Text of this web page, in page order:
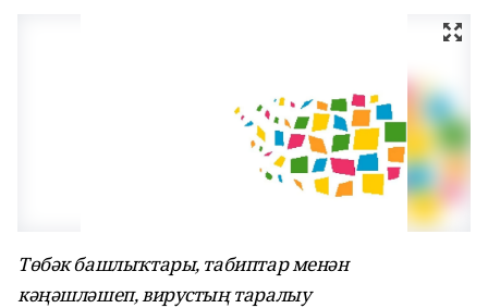
Төбәк башлыҡтары, табиптар менән
кәңәшләшеп, вирустың таралыу